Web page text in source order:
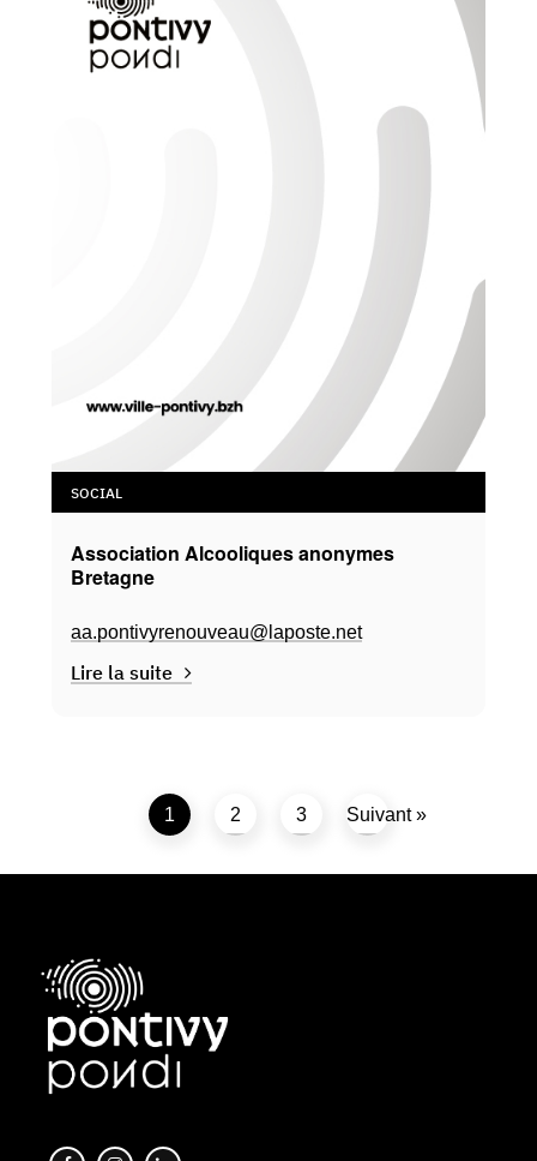
SOCIAL
Association Alcooliques anonymes
Bretagne
aa.pontivyrenouveau@laposte.net
Lire la suite
1 2 3 Suivant »